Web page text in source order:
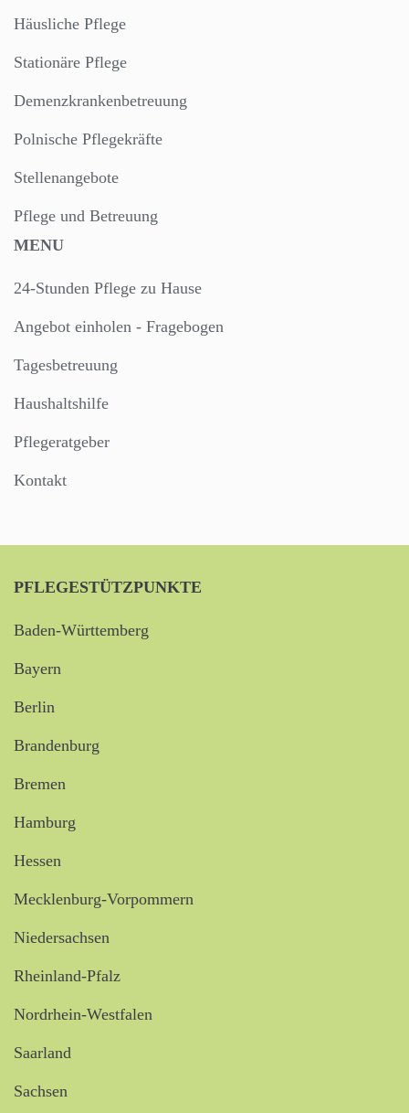
Häusliche Pflege
Stationäre Pflege
Demenzkrankenbetreuung
Polnische Pflegekräfte
Stellenangebote
Pflege und Betreuung
MENU
24-Stunden Pflege zu Hause
Angebot einholen - Fragebogen
Tagesbetreuung
Haushaltshilfe
Pflegeratgeber
Kontakt
PFLEGESTÜTZPUNKTE
Baden-Württemberg
Bayern
Berlin
Brandenburg
Bremen
Hamburg
Hessen
Mecklenburg-Vorpommern
Niedersachsen
Rheinland-Pfalz
Nordrhein-Westfalen
Saarland
Sachsen